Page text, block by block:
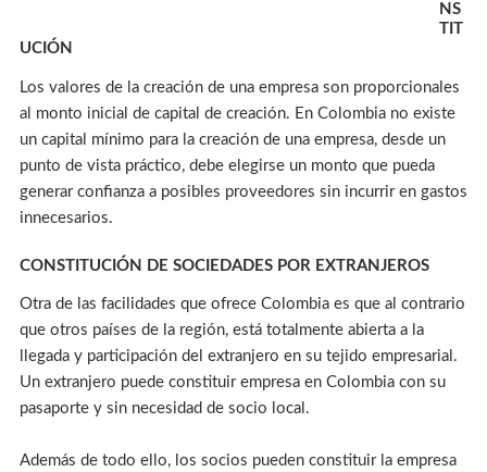
NS
TIT
UCIÓN
Los valores de la creación de una empresa son proporcionales
al monto inicial de capital de creación. En Colombia no existe
un capital mínimo para la creación de una empresa, desde un
punto de vista práctico, debe elegirse un monto que pueda
generar confianza a posibles proveedores sin incurrir en gastos
innecesarios.
CONSTITUCIÓN DE SOCIEDADES POR EXTRANJEROS
Otra de las facilidades que ofrece Colombia es que al contrario
que otros países de la región, está totalmente abierta a la
llegada y participación del extranjero en su tejido empresarial.
Un extranjero puede constituir empresa en Colombia con su
pasaporte y sin necesidad de socio local.
Además de todo ello, los socios pueden constituir la empresa